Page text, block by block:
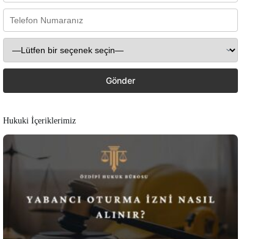
Hukuki İçeriklerimiz